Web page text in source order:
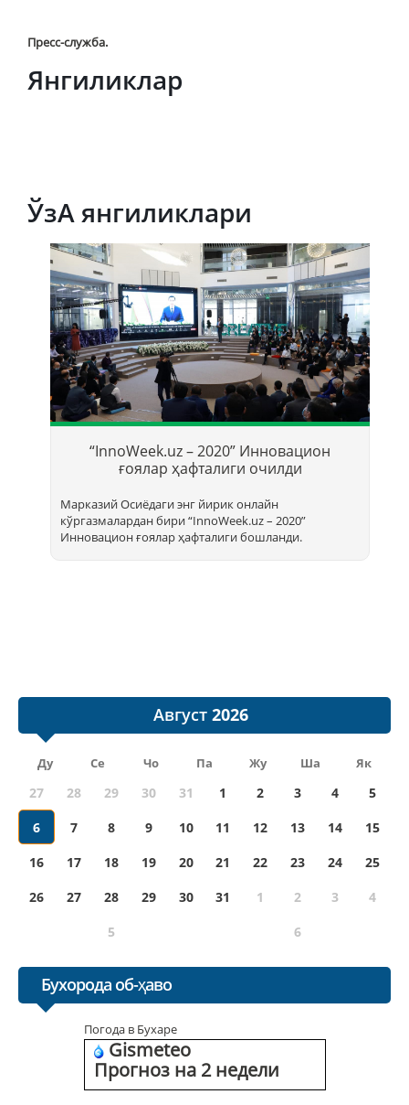
Пресс-служба.
Янгиликлар
ЎзА янгиликлари
“InnoWeek.uz – 2020” Инновацион
ғоялар ҳафталиги очилди
Марказий Осиёдаги энг йирик онлайн
кўргазмалардан бири “InnoWееk.uz – 2020”
Инновацион ғоялар ҳафталиги бошланди.
Август
Ду Се Чо Па Жу Ша Як
27 28 29 30 31 1 2 3 4
5
6
7 8 9 10 11 12 13 14
15
16
17 18 19 20 21 22 23 24
25
26
27 28 29 30 31 1 2 3
4
5
6
Бухорода об-ҳаво
Погода в Бухаре
Gismeteo
Прогноз на 2 недели